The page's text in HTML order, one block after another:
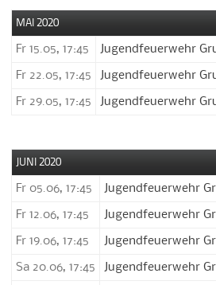
MAI 2020
Fr 15.05, 17:45 Jugendfeuerwehr
Fr 22.05, 17:45 Jugendfeuerwehr
Fr 29.05, 17:45 Jugendfeuerwehr
JUNI 2020
Fr 05.06, 17:45 Jugendfeuerwehr
Fr 12.06, 17:45 Jugendfeuerwehr
Fr 19.06, 17:45 Jugendfeuerwehr
Sa 20.06, 17:45 Jugendfeuerwehr